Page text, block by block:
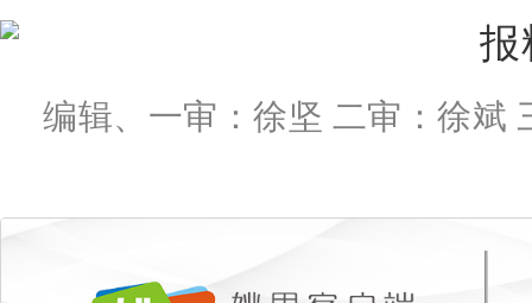
编辑、一审：徐坚 二审：徐斌